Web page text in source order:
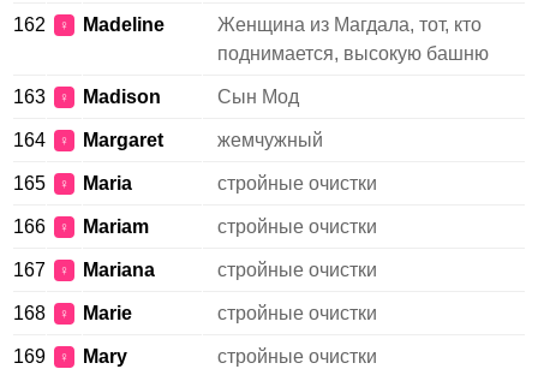
162 ♀ Madeline
Женщина из Магдала, тот, кто
поднимается, высокую башню
163 ♀ Madison Сын Мод
164 ♀ Margaret жемчужный
165 ♀ Maria стройные очистки
166 ♀ Mariam стройные очистки
167 ♀ Mariana стройные очистки
168 ♀ Marie стройные очистки
169 ♀ Mary стройные очистки